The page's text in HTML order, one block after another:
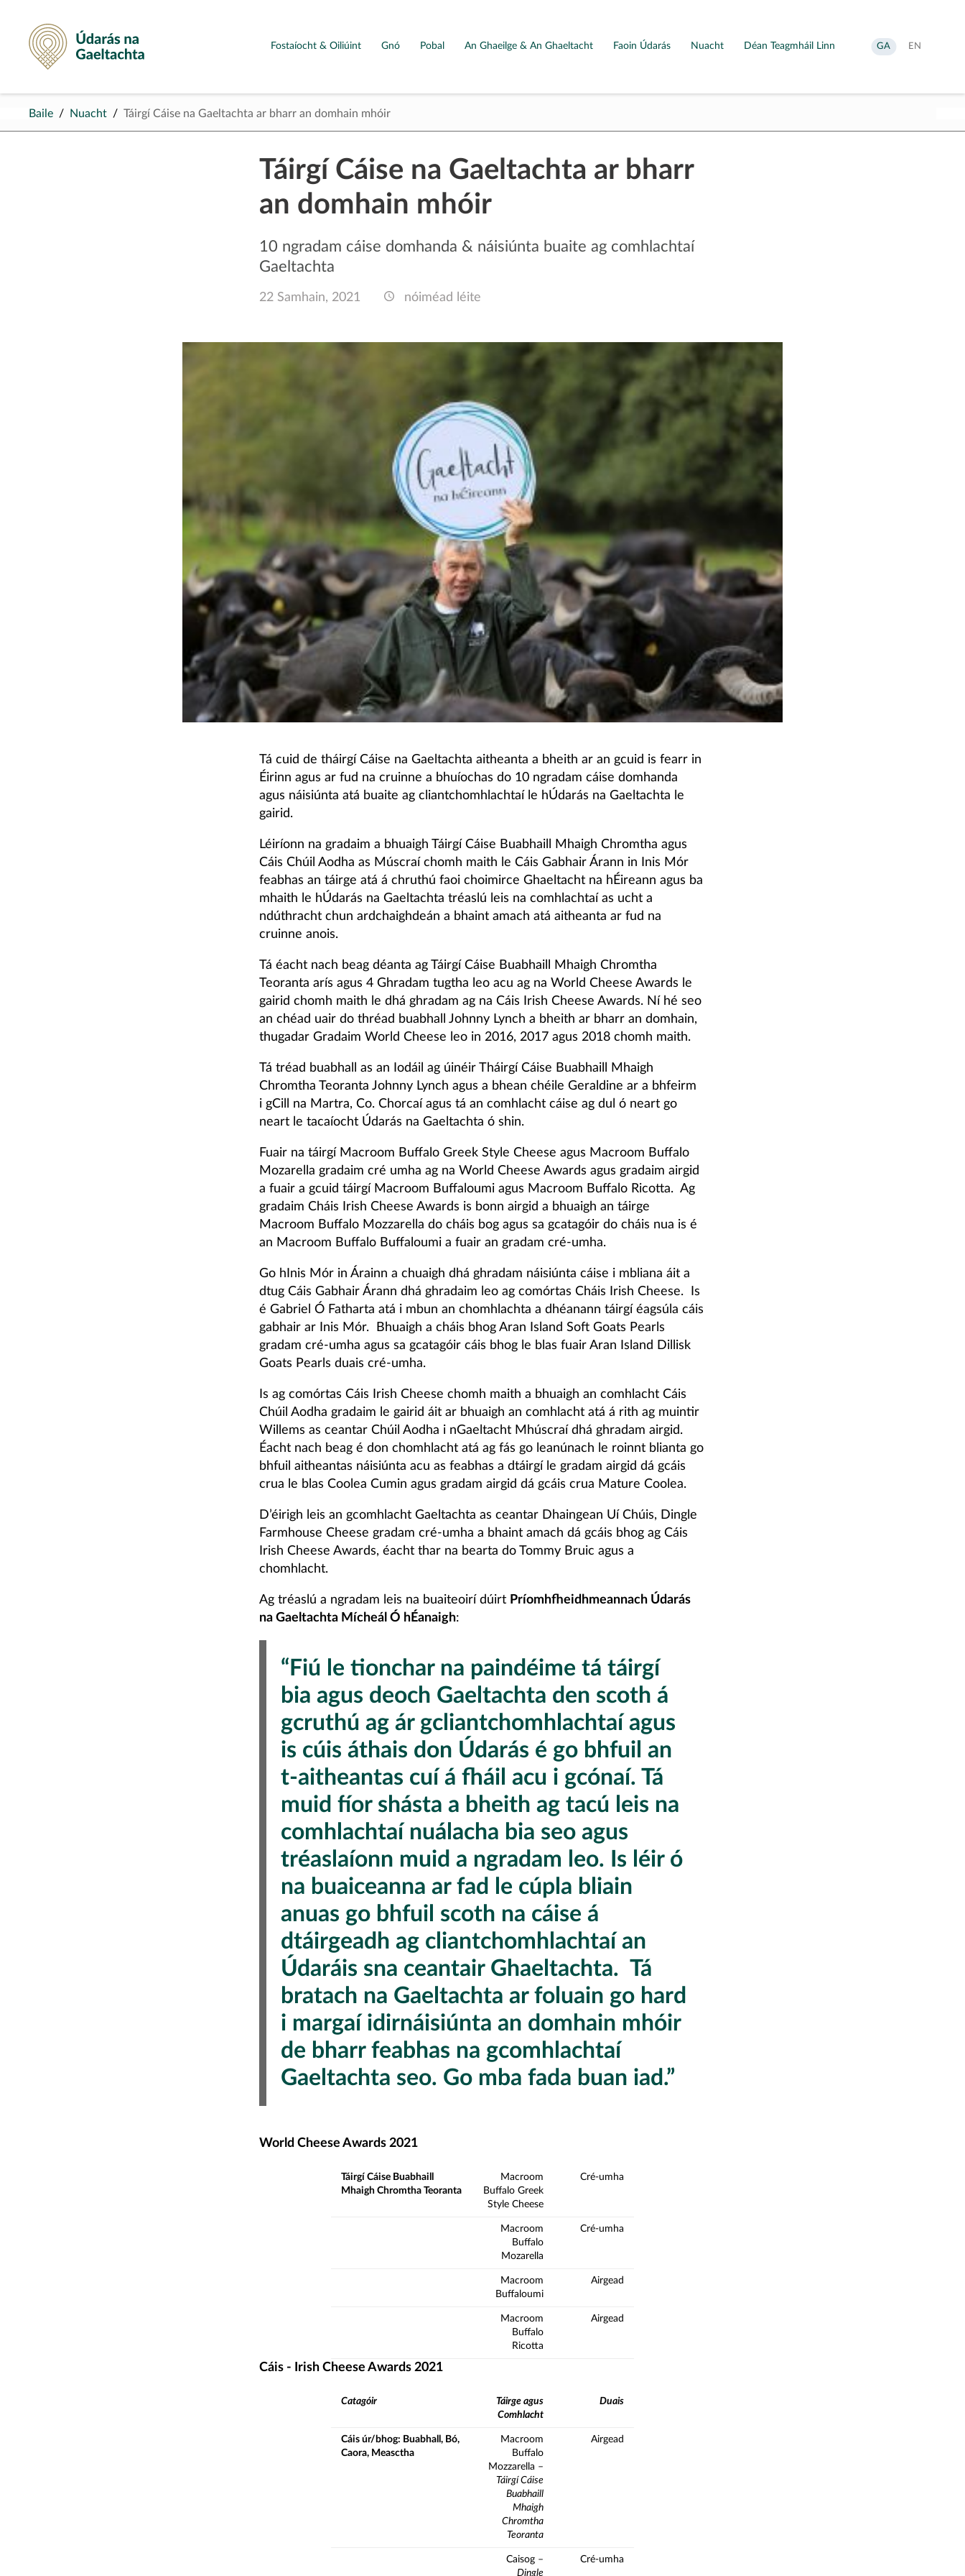
Údarás na Gaeltachta
Fostaíocht & Oiliúint Gnó Pobal An Ghaeilge & An Ghaeltacht Faoin Údarás Nuacht Déan Teagmháil Linn
Aistrigh
go
GA
Change
EN
Baile Nuacht Táirgí Cáise na Gaeltachta ar bharr an domhain mhóir
Táirgí Cáise na Gaeltachta ar bharr
an domhain mhóir
10 ngradam cáise domhanda & náisiúnta buaite ag comhlachtaí
Gaeltachta
22 Samhain, 2021 nóiméad léite
Tá cuid de tháirgí Cáise na Gaeltachta aitheanta a bheith ar an gcuid is fearr in
Éirinn agus ar fud na cruinne a bhuíochas do 10 ngradam cáise domhanda
agus náisiúnta atá buaite ag cliantchomhlachtaí le hÚdarás na Gaeltachta le
gairid.
Léiríonn na gradaim a bhuaigh Táirgí Cáise Buabhaill Mhaigh Chromtha agus
Cáis Chúil Aodha as Múscraí chomh maith le Cáis Gabhair Árann in Inis Mór
feabhas an táirge atá á chruthú faoi choimirce Ghaeltacht na hÉireann agus ba
mhaith le hÚdarás na Gaeltachta tréaslú leis na comhlachtaí as ucht a
ndúthracht chun ardchaighdeán a bhaint amach atá aitheanta ar fud na
cruinne anois.
Tá éacht nach beag déanta ag Táirgí Cáise Buabhaill Mhaigh Chromtha
Teoranta arís agus 4 Ghradam tugtha leo acu ag na World Cheese Awards le
gairid chomh maith le dhá ghradam ag na Cáis Irish Cheese Awards. Ní hé seo
an chéad uair do thréad buabhall Johnny Lynch a bheith ar bharr an domhain,
thugadar Gradaim World Cheese leo in 2016, 2017 agus 2018 chomh maith.
Tá tréad buabhall as an Iodáil ag úinéir Tháirgí Cáise Buabhaill Mhaigh
Chromtha Teoranta Johnny Lynch agus a bhean chéile Geraldine ar a bhfeirm
i gCill na Martra, Co. Chorcaí agus tá an comhlacht cáise ag dul ó neart go
neart le tacaíocht Údarás na Gaeltachta ó shin.
Fuair na táirgí Macroom Buffalo Greek Style Cheese agus Macroom Buffalo
Mozarella gradaim cré umha ag na World Cheese Awards agus gradaim airgid
a fuair a gcuid táirgí Macroom Buffaloumi agus Macroom Buffalo Ricotta. Ag
gradaim Cháis Irish Cheese Awards is bonn airgid a bhuaigh an táirge
Macroom Buffalo Mozzarella do cháis bog agus sa gcatagóir do cháis nua is é
an Macroom Buffalo Buffaloumi a fuair an gradam cré-umha.
Go hInis Mór in Árainn a chuaigh dhá ghradam náisiúnta cáise i mbliana áit a
dtug Cáis Gabhair Árann dhá ghradaim leo ag comórtas Cháis Irish Cheese. Is
é Gabriel Ó Fatharta atá i mbun an chomhlachta a dhéanann táirgí éagsúla cáis
gabhair ar Inis Mór. Bhuaigh a cháis bhog Aran Island Soft Goats Pearls
gradam cré-umha agus sa gcatagóir cáis bhog le blas fuair Aran Island Dillisk
Goats Pearls duais cré-umha.
Is ag comórtas Cáis Irish Cheese chomh maith a bhuaigh an comhlacht Cáis
Chúil Aodha gradaim le gairid áit ar bhuaigh an comhlacht atá á rith ag muintir
Willems as ceantar Chúil Aodha i nGaeltacht Mhúscraí dhá ghradam airgid.
Éacht nach beag é don chomhlacht atá ag fás go leanúnach le roinnt blianta go
bhfuil aitheantas náisiúnta acu as feabhas a dtáirgí le gradam airgid dá gcáis
crua le blas Coolea Cumin agus gradam airgid dá gcáis crua Mature Coolea.
D’éirigh leis an gcomhlacht Gaeltachta as ceantar Dhaingean Uí Chúis, Dingle
Farmhouse Cheese gradam cré-umha a bhaint amach dá gcáis bhog ag Cáis
Irish Cheese Awards, éacht thar na bearta do Tommy Bruic agus a
chomhlacht.
Ag tréaslú a ngradam leis na buaiteoirí dúirt Príomhfheidhmeannach Údarás
na Gaeltachta Mícheál Ó hÉanaigh:
“Fiú le tionchar na paindéime tá táirgí
bia agus deoch Gaeltachta den scoth á
gcruthú ag ár gcliantchomhlachtaí agus
is cúis áthais don Údarás é go bhfuil an
t-aitheantas cuí á fháil acu i gcónaí. Tá
muid fíor shásta a bheith ag tacú leis na
comhlachtaí nuálacha bia seo agus
tréaslaíonn muid a ngradam leo. Is léir ó
na buaiceanna ar fad le cúpla bliain
anuas go bhfuil scoth na cáise á
dtáirgeadh ag cliantchomhlachtaí an
Údaráis sna ceantair Ghaeltachta. Tá
bratach na Gaeltachta ar foluain go hard
i margaí idirnáisiúnta an domhain mhóir
de bharr feabhas na gcomhlachtaí
Gaeltachta seo. Go mba fada buan iad.”
World Cheese Awards 2021
Táirgí Cáise Buabhaill
Mhaigh Chromtha Teoranta
Macroom
Buffalo Greek
Style Cheese
Cré-umha
Macroom
Buffalo
Mozarella
Cré-umha
Macroom
Buffaloumi
Airgead
Macroom
Buffalo
Ricotta
Airgead
Cáis - Irish Cheese Awards 2021
Catagóir
Táirge agus
Comhlacht
Duais
Cáis úr/bhog: Buabhall, Bó,
Caora, Measctha
Macroom
Buffalo
Mozzarella –
Táirgí Cáise
Buabhaill
Mhaigh
Chromtha
Teoranta
Airgead
Caisog –
Dingle
Cré-umha